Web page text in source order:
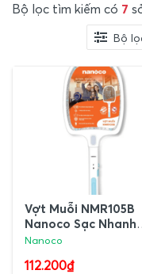
Bộ lọc tìm kiếm có 7
Bộ
Vợt Muỗi NMR105B
Nanoco Sạc Nhanh
Tiện Lợi
Nanoco
112.200₫